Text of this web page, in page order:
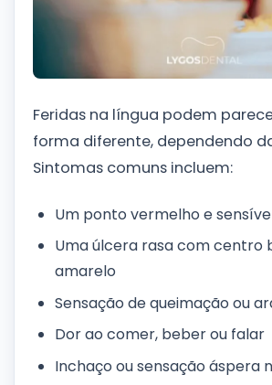
Feridas na língua podem
forma diferente, dependendo
Sintomas comuns incluem:
Um ponto vermelho e
Uma úlcera rasa com centro
amarelo
Sensação de queimação ou
Dor ao comer, beber ou falar
Inchaço ou sensação áspera